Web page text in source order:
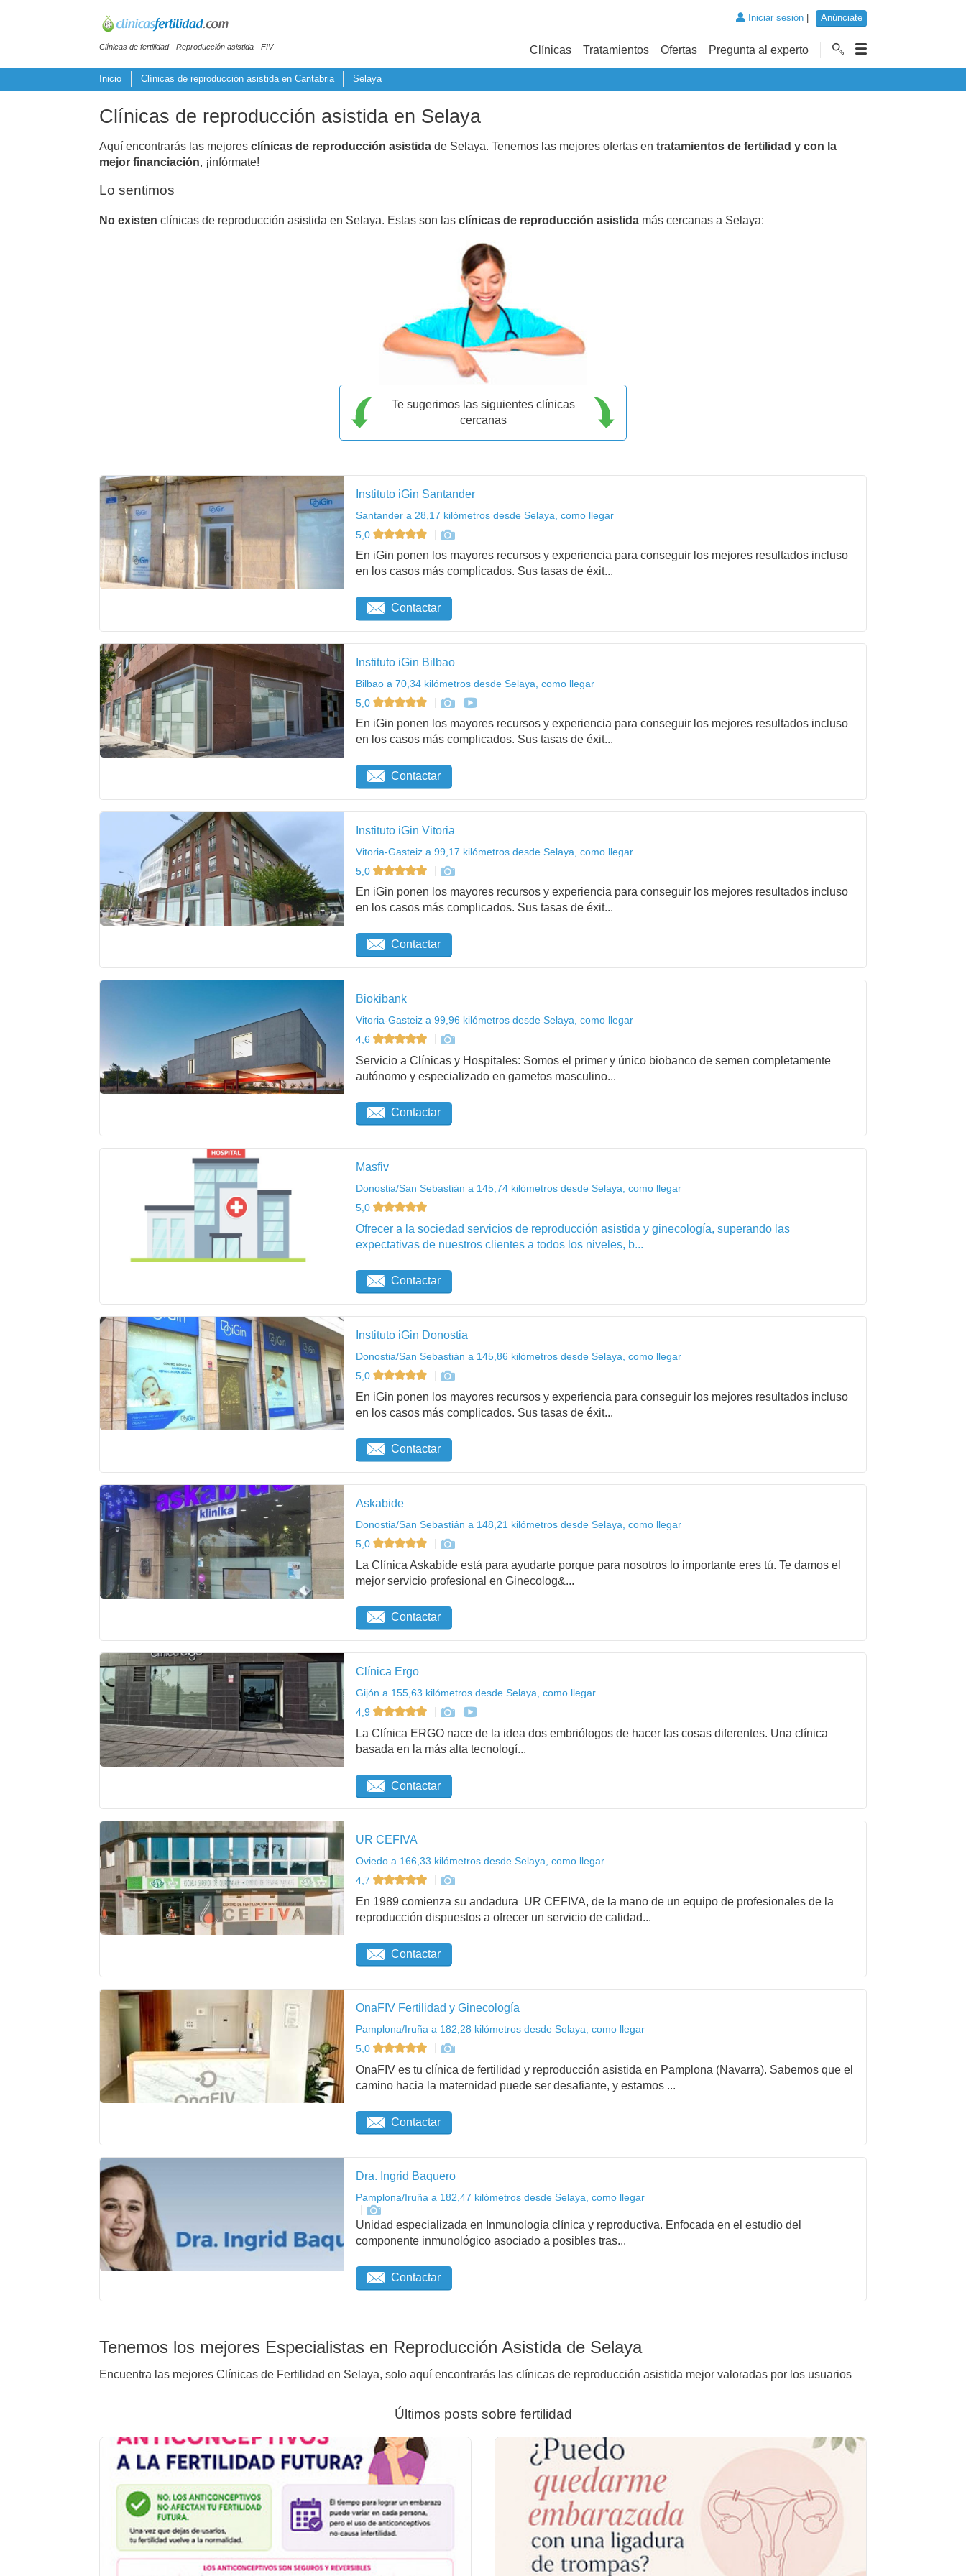
Clínicas de fertilidad - Reproducción asistida - FIV
Iniciar sesión| Anúnciate
Clínicas Tratamientos Ofertas Pregunta al experto
Inicio Clínicas de reproducción asistida en Cantabria Selaya
Clínicas de reproducción asistida en Selaya
Aquí encontrarás las mejores clínicas de reproducción asistida de Selaya. Tenemos las mejores ofertas en tratamientos de fertilidad y con la
mejor financiación, ¡infórmate!
Lo sentimos
No existen clínicas de reproducción asistida en Selaya. Estas son las clínicas de reproducción asistida más cercanas a Selaya:
Te sugerimos las siguientes clínicas
cercanas
Instituto iGin Santander
Santander a 28,17 kilómetros desde Selaya, como llegar
5,0
En iGin ponen los mayores recursos y experiencia para conseguir los mejores resultados incluso
en los casos más complicados. Sus tasas de éxit...
Contactar
Instituto iGin Bilbao
Bilbao a 70,34 kilómetros desde Selaya, como llegar
5,0
En iGin ponen los mayores recursos y experiencia para conseguir los mejores resultados incluso
en los casos más complicados. Sus tasas de éxit...
Contactar
Instituto iGin Vitoria
Vitoria-Gasteiz a 99,17 kilómetros desde Selaya, como llegar
5,0
En iGin ponen los mayores recursos y experiencia para conseguir los mejores resultados incluso
en los casos más complicados. Sus tasas de éxit...
Contactar
Biokibank
Vitoria-Gasteiz a 99,96 kilómetros desde Selaya, como llegar
4,6
Servicio a Clínicas y Hospitales: Somos el primer y único biobanco de semen completamente
autónomo y especializado en gametos masculino...
Contactar
Masfiv
Donostia/San Sebastián a 145,74 kilómetros desde Selaya, como llegar
5,0
Ofrecer a la sociedad servicios de reproducción asistida y ginecología, superando las
expectativas de nuestros clientes a todos los niveles, b...
Contactar
Instituto iGin Donostia
Donostia/San Sebastián a 145,86 kilómetros desde Selaya, como llegar
5,0
En iGin ponen los mayores recursos y experiencia para conseguir los mejores resultados incluso
en los casos más complicados. Sus tasas de éxit...
Contactar
Askabide
Donostia/San Sebastián a 148,21 kilómetros desde Selaya, como llegar
5,0
La Clínica Askabide está para ayudarte porque para nosotros lo importante eres tú. Te damos el
mejor servicio profesional en Ginecolog&...
Contactar
Clínica Ergo
Gijón a 155,63 kilómetros desde Selaya, como llegar
4,9
La Clínica ERGO nace de la idea dos embriólogos de hacer las cosas diferentes. Una clínica
basada en la más alta tecnologí...
Contactar
UR CEFIVA
Oviedo a 166,33 kilómetros desde Selaya, como llegar
4,7
En 1989 comienza su andadura UR CEFIVA, de la mano de un equipo de profesionales de la
reproducción dispuestos a ofrecer un servicio de calidad...
Contactar
OnaFIV Fertilidad y Ginecología
Pamplona/Iruña a 182,28 kilómetros desde Selaya, como llegar
5,0
OnaFIV es tu clínica de fertilidad y reproducción asistida en Pamplona (Navarra). Sabemos que el
camino hacia la maternidad puede ser desafiante, y estamos ...
Contactar
Dra. Ingrid Baquero
Pamplona/Iruña a 182,47 kilómetros desde Selaya, como llegar
Unidad especializada en Inmunología clínica y reproductiva. Enfocada en el estudio del
componente inmunológico asociado a posibles tras...
Contactar
Tenemos los mejores Especialistas en Reproducción Asistida de Selaya
Encuentra las mejores Clínicas de Fertilidad en Selaya, solo aquí encontrarás las clínicas de reproducción asistida mejor valoradas por los usuarios
Últimos posts sobre fertilidad